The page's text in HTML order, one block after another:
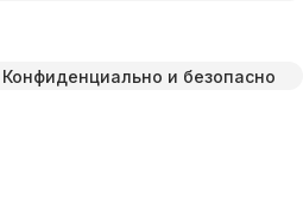
Конфиденциально и безопасно